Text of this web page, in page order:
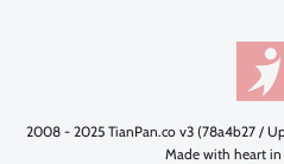
2008 - 2025 TianPan.co v3 (78a4b27 /
Made with heart in